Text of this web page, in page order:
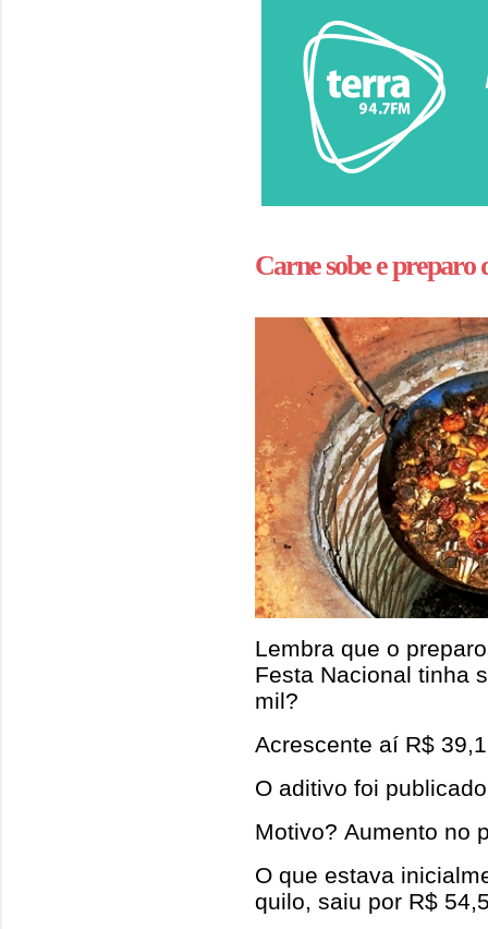
Carne sobe e preparo
Lembra que o
Festa Nacional tinha
mil?
Acrescente aí R$
O aditivo foi
Motivo? Aumento no
O que estava
quilo, saiu por R$